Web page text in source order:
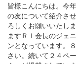
皆様こんにちは。今
の友について紹介さ
ろしくお願いいたし
ますＲＩ会長のジェ
ンとなっています。
さい。続いて２４ペ